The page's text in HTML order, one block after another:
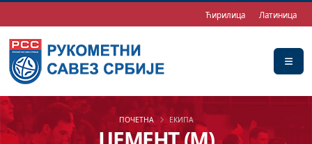
Ћирилица Латиница
ПОЧЕТНА ЕКИПА